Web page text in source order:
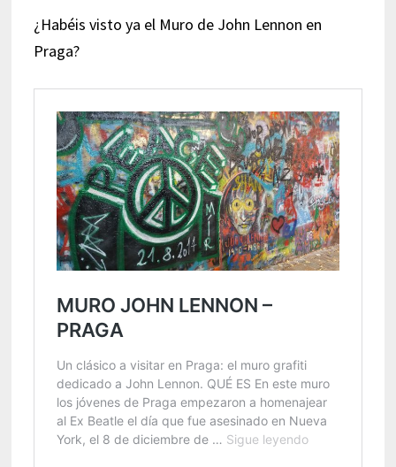
¿Habéis visto ya el Muro de John Lennon en
Praga?